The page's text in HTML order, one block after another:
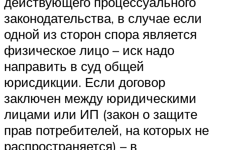
законодательства, в случае если
одной из сторон спора является
физическое лицо – иск надо
направить в суд общей
юрисдикции. Если договор
заключен между юридическими
лицами или ИП (закон о защите
прав потребителей, на которых не
распространяется) – в